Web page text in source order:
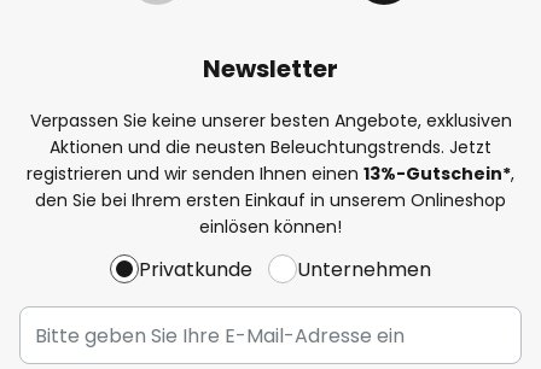
Newsletter
Verpassen Sie keine unserer besten Angebote, exklusiven
Aktionen und die neusten Beleuchtungstrends. Jetzt
registrieren und wir senden Ihnen einen 13%-Gutschein*,
den Sie bei Ihrem ersten Einkauf in unserem Onlineshop
einlösen können!
Privatkunde Unternehmen